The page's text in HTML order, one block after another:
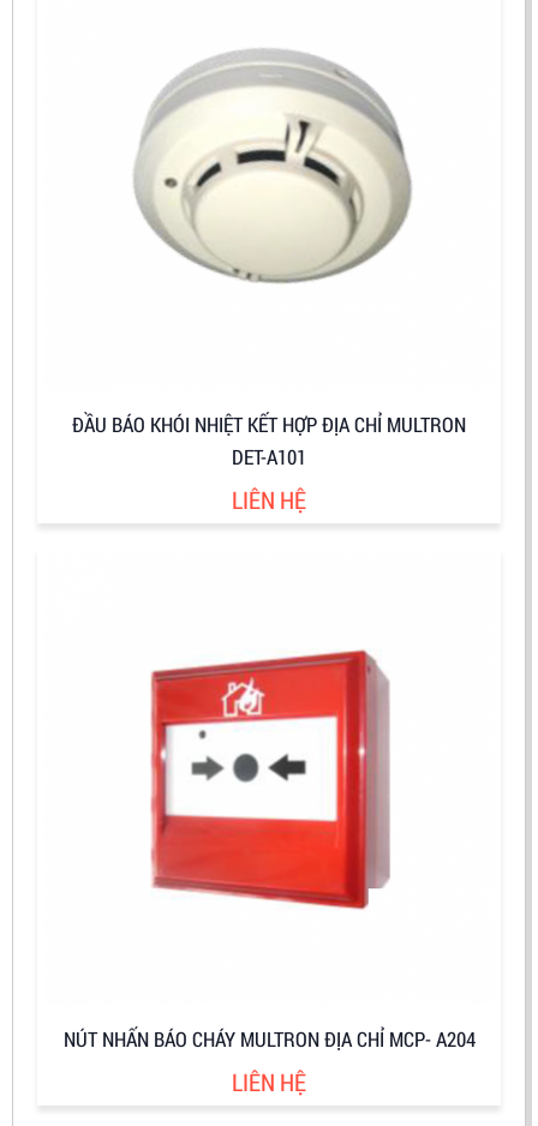
ĐẦU BÁO KHÓI NHIỆT KẾT HỢP ĐỊA CHỈ MULTRON
DET-A101
LIÊN HỆ
NÚT NHẤN BÁO CHÁY MULTRON ĐỊA CHỈ MCP- A204
LIÊN HỆ